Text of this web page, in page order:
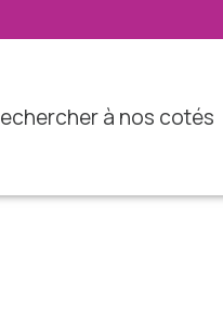
rechercher à nos cotés